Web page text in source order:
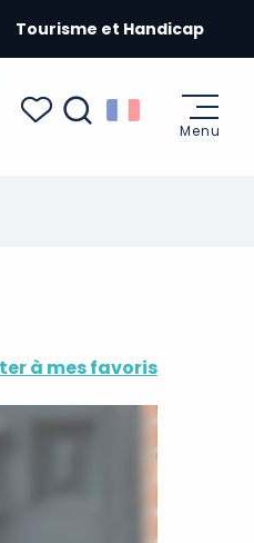
Tourisme et Handicap
Menu
favoris
à mes favoris